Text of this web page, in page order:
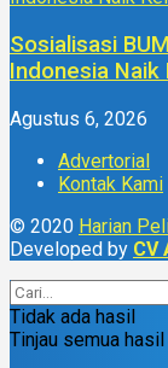
Sosialisasi
Indonesia Naik
Agustus 6, 2026
Advertorial
Kontak Kami
© 2020 Harian
Developed by CV
Tidak ada hasil
Tinjau semua hasil